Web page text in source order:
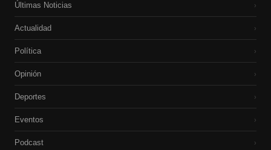
Últimas Noticias ›
Actualidad ›
Política ›
Opinión ›
Deportes ›
Eventos ›
Podcast ›